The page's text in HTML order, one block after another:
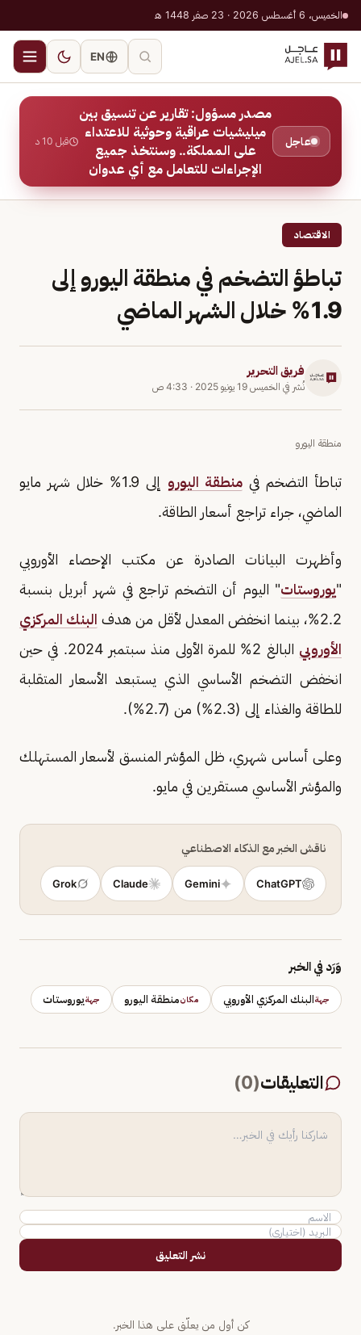
الخميس، 6 أغسطس 2026 · 23 صفر 1448 هـ
EN
عاجل
مصدر مسؤول: تقارير عن تنسيق بين
ميليشيات عراقية وحوثية للاعتداء
على المملكة.. وسنتخذ جميع
الإجراءات للتعامل مع أي عدوان
قبل 10 د
الاقتصاد
تباطؤ التضخم في منطقة اليورو إلى
1.9% خلال الشهر الماضي
فريق التحرير
نُشر في الخميس 19 يونيو 2025 · 4:33 ص
منطقة اليورو
تباطأ التضخم في منطقة اليورو
إلى 1.9% خلال شهر مايو
الماضي، جراء تراجع أسعار الطاقة.
وأظهرت البيانات الصادرة عن مكتب الإحصاء الأوروبي
"يوروستات" اليوم أن التضخم تراجع في شهر أبريل بنسبة
2.2%، بينما انخفض المعدل لأقل من هدف
البنك المركزي
الأوروبي
البالغ 2% للمرة الأولى منذ سبتمبر 2024. في حين
انخفض التضخم الأساسي الذي يستبعد الأسعار المتقلبة
للطاقة والغذاء إلى (2.3%) من (2.7%).
وعلى أساس شهري، ظل المؤشر المنسق لأسعار المستهلك
والمؤشر الأساسي مستقرين في مايو.
ناقش الخبر مع الذكاء الاصطناعي
ChatGPT
Gemini
Claude
Grok
وَرَد في الخبر
جهةالبنك المركزي الأوروبي مكانمنطقة اليورو جهةيوروستات
التعليقات(
0
)
نشر التعليق
كن أول من يعلّق على هذا الخبر.